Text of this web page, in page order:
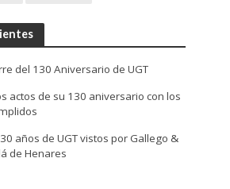
del 130 Aniversario de UGT
actos de su 130 aniversario con los
años de UGT vistos por Gallego &
de Henares